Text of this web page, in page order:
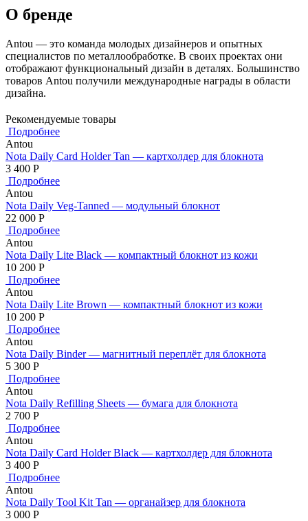
О бренде
Antou — это команда молодых дизайнеров и опытных
специалистов по металлообработке. В своих проектах они
отображают функциональный дизайн в деталях. Большинство
товаров Antou получили международные награды в области
дизайна.
Рекомендуемые товары
Подробнее
Antou
Nota Daily Card Holder Tan — картхолдер для блокнота
3 400 Р
Подробнее
Antou
Nota Daily Veg-Tanned — модульный блокнот
22 000 Р
Подробнее
Antou
Nota Daily Lite Black — компактный блокнот из кожи
10 200 Р
Подробнее
Antou
Nota Daily Lite Brown — компактный блокнот из кожи
10 200 Р
Подробнее
Antou
Nota Daily Binder — магнитный переплёт для блокнота
5 300 Р
Подробнее
Antou
Nota Daily Refilling Sheets — бумага для блокнота
2 700 Р
Подробнее
Antou
Nota Daily Card Holder Black — картхолдер для блокнота
3 400 Р
Подробнее
Antou
Nota Daily Tool Kit Tan — органайзер для блокнота
3 000 Р